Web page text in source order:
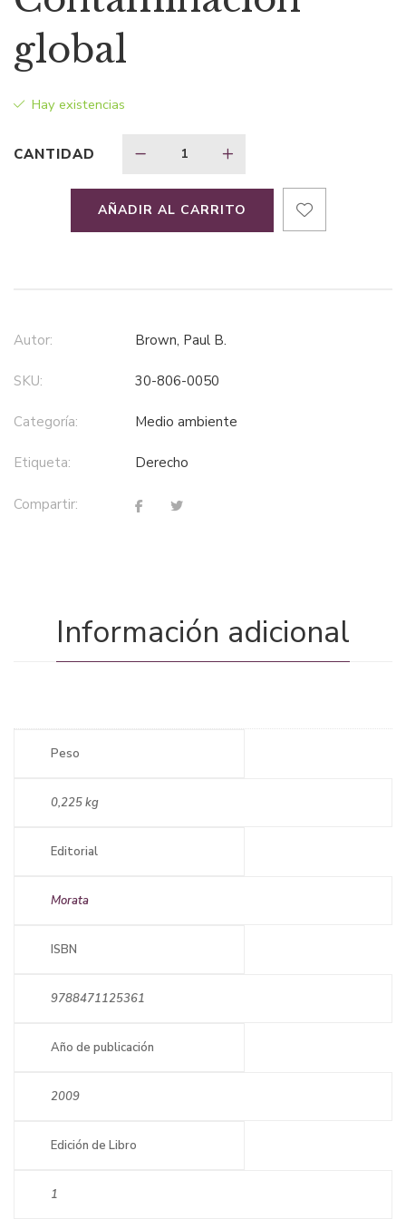
original
era:
$43,63.
global
Hay existencias
CANTIDAD
AÑADIR AL CARRITO
Autor: Brown, Paul B.
SKU: 30-806-0050
Categoría: medio ambiente
Etiqueta: derecho
Compartir:
Información adicional
Peso
0,225 kg
Editorial
Morata
ISBN
9788471125361
Año de publicación
2009
Edición de Libro
1